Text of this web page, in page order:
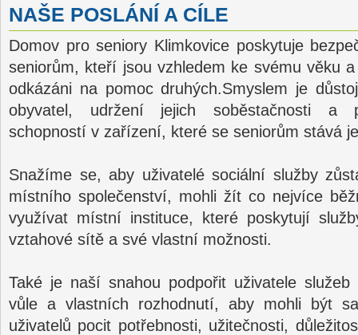
NAŠE POSLÁNÍ A CÍLE
Domov pro seniory Klimkovice poskytuje
seniorům, kteří jsou vzhledem ke svému věku
odkázáni na pomoc druhých.Smyslem je
obyvatel, udržení jejich soběstačnosti a
schopností v zařízení, které se seniorům stává
Snažíme se, aby uživatelé sociální služby
místního společenství, mohli žít co nejvíce
využívat místní instituce, které poskytují
vztahové sítě a své vlastní možnosti.
Také je naší snahou podpořit uživatele
vůle a vlastních rozhodnutí, aby mohli být
uživatelů pocit potřebnosti, užitečnosti,